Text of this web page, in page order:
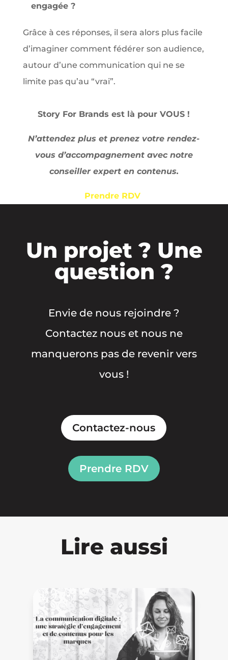
engagée ?
Grâce à ces réponses, il sera alors plus facile
d’imaginer comment fédérer son audience,
autour d’une communication qui ne se
limite pas qu’au “vrai”.
Story For Brands est là pour VOUS !
N’attendez plus et prenez votre rendez-
vous d’accompagnement avec notre
conseiller expert en contenus.
Prendre RDV
Un projet ? Une
question ?
Envie de nous rejoindre ?
Contactez nous et nous ne
manquerons pas de revenir vers
vous !
Contactez-nous
Prendre RDV
Lire aussi